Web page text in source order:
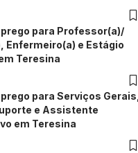
para Professor(a)/
Enfermeiro(a) e Estágio
Teresina
para Serviços Gerais,
e Assistente
em Teresina